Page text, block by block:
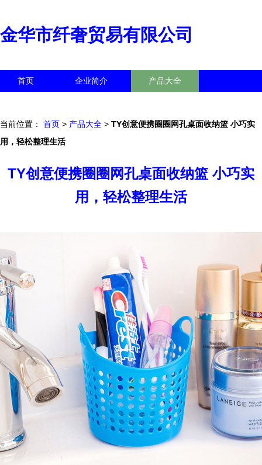
金华市纤奢贸易有限公司
首页 企业简介 产品大全
当前位置： 首页 > 产品大全 > TY创意便携圈圈网孔桌面收纳篮 小巧实
用，轻松整理生活
TY创意便携圈圈网孔桌面收纳篮 小巧实
用，轻松整理生活